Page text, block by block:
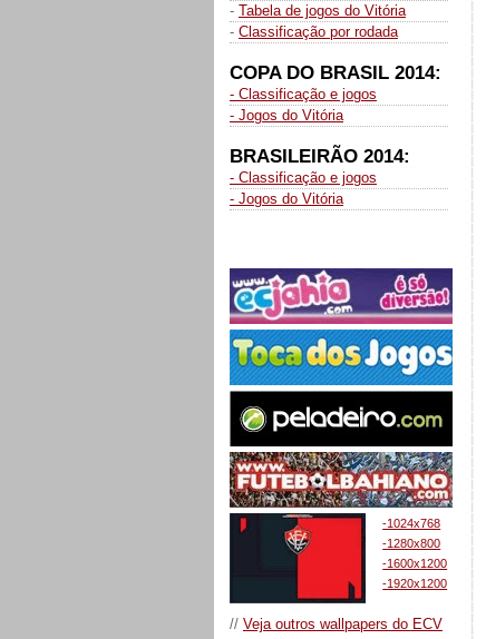
- Tabela de jogos do Vitória
- Classificação por rodada
COPA DO BRASIL 2014:
- Classificação e jogos
- Jogos do Vitória
BRASILEIRÃO 2014:
- Classificação e jogos
- Jogos do Vitória
-1024x768
-1280x800
-1600x1200
-1920x1200
// Veja outros wallpapers do ECV